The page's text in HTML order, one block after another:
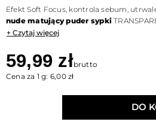
Efekt Soft Focus, kontrola sebum,
nude matujący puder sypki
+ Czytaj więcej
59,99 złbrutto
Cena za 1 g: 6,00 zł
DO